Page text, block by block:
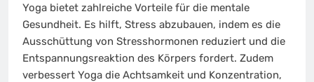
Yoga bietet zahlreiche Vorteile für die mentale
Gesundheit. Es hilft, Stress abzubauen, indem es die
Ausschüttung von Stresshormonen reduziert und die
Entspannungsreaktion des Körpers fordert. Zudem
verbessert Yoga die Achtsamkeit und Konzentration,